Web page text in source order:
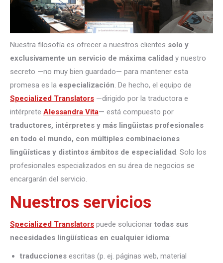
Nuestra filosofía es ofrecer a nuestros clientes solo y
exclusivamente un servicio de máxima calidad y nuestro
secreto —no muy bien guardado— para mantener esta
promesa es la especialización. De hecho, el equipo de
Specialized Translators —dirigido por la traductora e
intérprete Alessandra Vita— está compuesto por
traductores, intérpretes y más lingüistas profesionales
en todo el mundo, con múltiples combinaciones
lingüísticas y distintos ámbitos de especialidad. Solo los
profesionales especializados en su área de negocios se
encargarán del servicio.
Nuestros servicios
Specialized Translators puede solucionar todas sus
necesidades lingüísticas en cualquier idioma:
traducciones escritas (p. ej. páginas web, material